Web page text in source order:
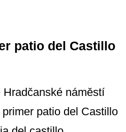
patio del Castillo
náměstí
patio del Castillo